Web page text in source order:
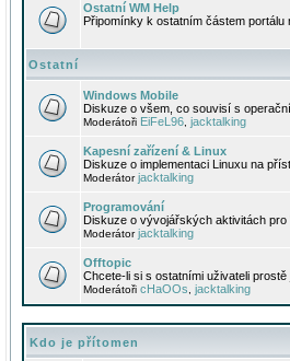
Ostatní WM Help
Připomínky k ostatním částem portálu
Ostatní
Windows Mobile
Diskuze o všem, co souvisí s
Moderátoři EiFeL96 jacktalking
Kapesní zařízení & Linux
Diskuze o implementaci Linuxu na
Moderátorjacktalking
Programování
Diskuze o vývojářských aktivitách pro
Moderátorjacktalking
Offtopic
Chcete-li si s ostatními uživateli prostě
Moderátoři cHaOOs jacktalking
Kdo je přítomen